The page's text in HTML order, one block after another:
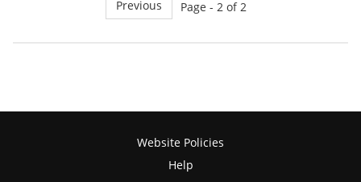
Previous Page - 2 of 2
Website Policies
Help